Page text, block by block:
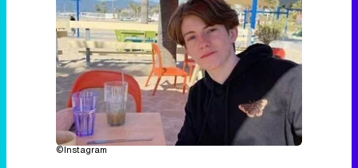
©Instagram